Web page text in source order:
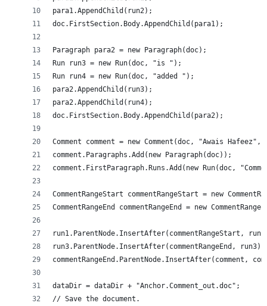
para1.AppendChild(run2);
doc.FirstSection.Body.AppendChild(para1);
Paragraph para2 = new Paragraph(doc);
Run run3 = new Run(doc, "is ");
Run run4 = new Run(doc, "added ");
para2.AppendChild(run3);
para2.AppendChild(run4);
doc.FirstSection.Body.AppendChild(para2);
Comment comment = new Comment(doc, "Awais
comment.Paragraphs.Add(new Paragraph(doc));
comment.FirstParagraph.Runs.Add(new Run(doc,
CommentRangeStart commentRangeStart = new
CommentRangeEnd commentRangeEnd = new
run1.ParentNode.InsertAfter(commentRangeStart,
run3.ParentNode.InsertAfter(commentRangeEnd, run3);
commentRangeEnd.ParentNode.InsertAfter(comment,
dataDir = dataDir + "Anchor.Comment_out.doc";
// Save the document.